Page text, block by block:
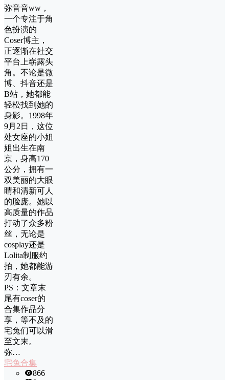
弥音音ww，
一个专注于角
色扮演的
Coser博主，
正逐渐在社交
平台上崭露头
角。不论是微
博、抖音还是
B站，她都能
轻松找到她的
身影。1998年
9月2日，这位
处女座的小姐
姐出生在南
京，身高170
公分，拥有一
双美丽的大眼
睛和清新可人
的脸庞。她以
高质量的作品
打动了众多粉
丝，无论是
cosplay还是
Lolita制服约
拍，她都能游
刃有余。
PS：文章末
尾有coser的
合集作品分
享，等不及的
宅兔们可以滑
至文末。
弥…
宅兔合集
866